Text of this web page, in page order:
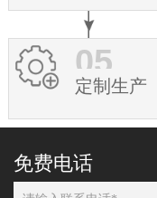
05
定制生产
免费电话